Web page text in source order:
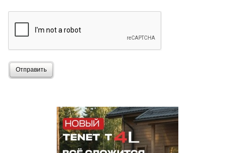
Отправить